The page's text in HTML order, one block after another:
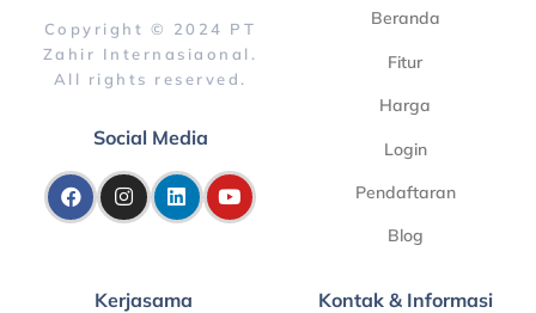
Copyright © 2024 PT
Zahir Internasiaonal.
All rights reserved.
Social Media
Beranda
Fitur
Harga
Login
Pendaftaran
Blog
Kerjasama Kontak & Informasi